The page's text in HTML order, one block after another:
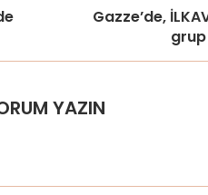
Gazze’de,
grup
YAZIN